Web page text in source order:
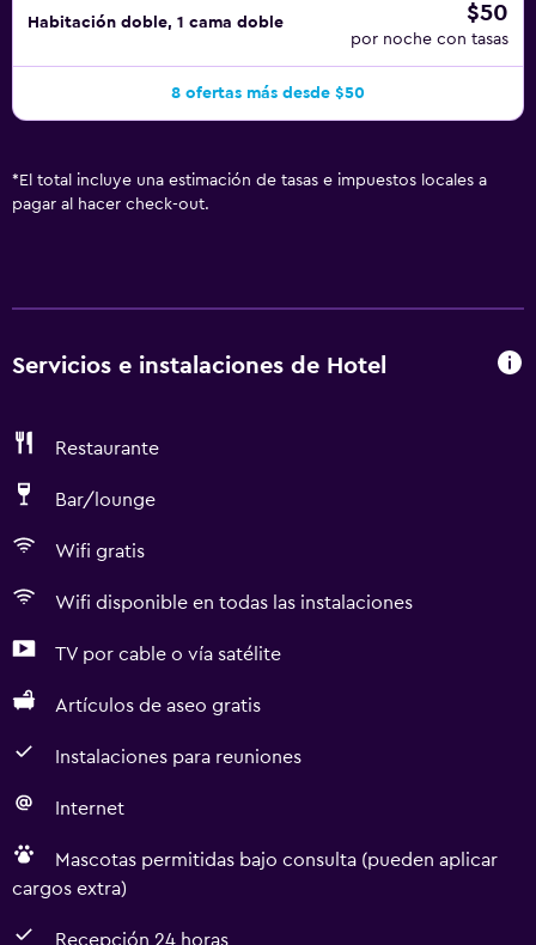
Habitación doble, 1 cama doble $50
por noche con tasas
8 ofertas más desde $50
* El total incluye una estimación de tasas e impuestos locales a
pagar al hacer check-out.
Servicios e instalaciones de Hotel
Restaurante
Bar/lounge
Wifi gratis
Wifi disponible en todas las instalaciones
TV por cable o vía satélite
Artículos de aseo gratis
Instalaciones para reuniones
Internet
Mascotas permitidas bajo consulta (pueden aplicar
cargos extra)
Recepción 24 horas